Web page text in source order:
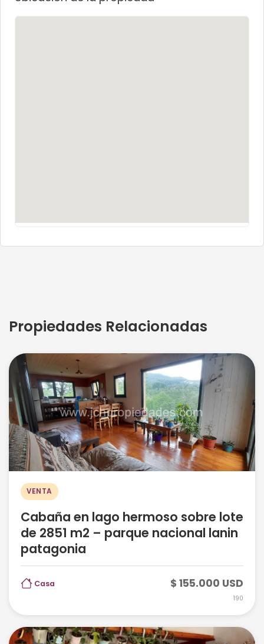
Propiedades Relacionadas
VENTA
Cabaña en lago hermoso sobre lote
de 2851 m2 – parque nacional lanin
patagonia
Casa $ 155.000 USD
190